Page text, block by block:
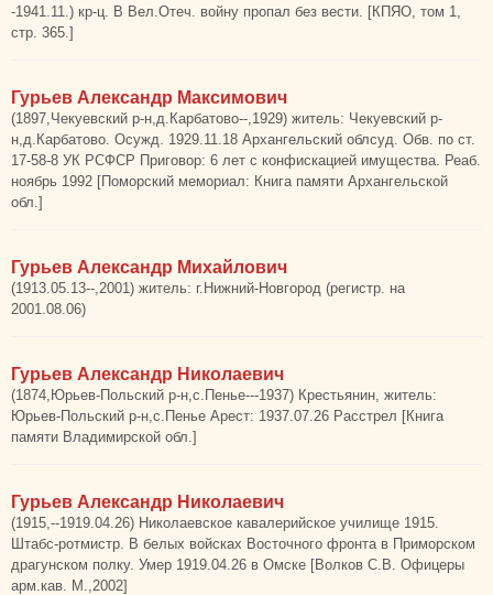
-1941.11.) кр-ц. В Вел.Отеч. войну пропал без вести. [КПЯО, том 1,
стр. 365.]
Гурьев Александр Максимович
(1897,Чекуевский р-н,д.Карбатово--,1929) житель: Чекуевский р-
н,д.Карбатово. Осужд. 1929.11.18 Архангельский облсуд. Обв. по ст.
17-58-8 УК РСФСР Приговор: 6 лет с конфискацией имущества. Реаб.
ноябрь 1992 [Поморский мемориал: Книга памяти Архангельской
обл.]
Гурьев Александр Михайлович
(1913.05.13--,2001) житель: г.Нижний-Новгород (регистр. на
2001.08.06)
Гурьев Александр Николаевич
(1874,Юрьев-Польский р-н,с.Пенье---1937) Крестьянин, житель:
Юрьев-Польский р-н,с.Пенье Арест: 1937.07.26 Расстрел [Книга
памяти Владимирской обл.]
Гурьев Александр Николаевич
(1915,--1919.04.26) Николаевское кавалерийское училище 1915.
Штабс-ротмистр. В белых войсках Восточного фронта в Приморском
драгунском полку. Умер 1919.04.26 в Омске [Волков С.В. Офицеры
арм.кав. М.,2002]